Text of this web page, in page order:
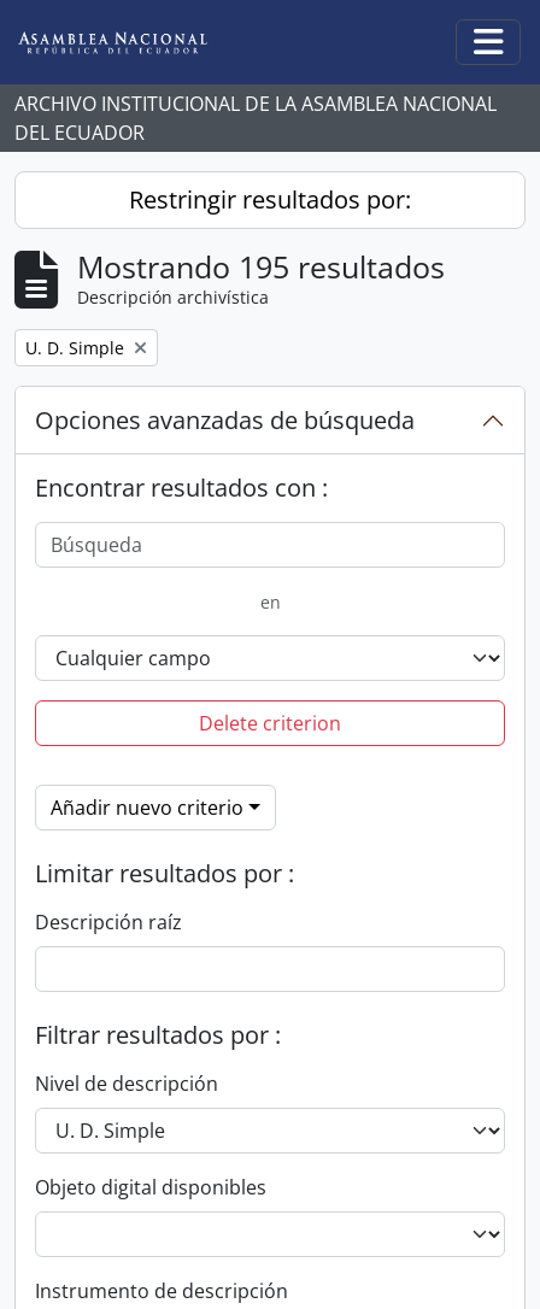
ARCHIVO INSTITUCIONAL DE LA ASAMBLEA NACIONAL
DEL ECUADOR
Restringir resultados por:
Mostrando 195 resultados
Descripción archivística
Remove filter:
U. D. Simple
Opciones avanzadas de búsqueda
Encontrar resultados con :
en
Delete criterion
Añadir nuevo criterio
Limitar resultados por :
Descripción raíz
Filtrar resultados por :
Nivel de descripción
Objeto digital disponibles
Instrumento de descripción